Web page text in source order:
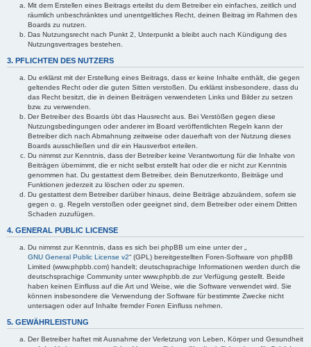
Mit dem Erstellen eines Beitrags erteilst du dem Betreiber ein einfaches, zeitlich und
räumlich unbeschränktes und unentgeltliches Recht, deinen Beitrag im Rahmen des
Boards zu nutzen.
Das Nutzungsrecht nach Punkt 2, Unterpunkt a bleibt auch nach Kündigung des
Nutzungsvertrages bestehen.
3. PFLICHTEN DES NUTZERS
Du erklärst mit der Erstellung eines Beitrags, dass er keine Inhalte enthält, die gegen
geltendes Recht oder die guten Sitten verstoßen. Du erklärst insbesondere, dass du
das Recht besitzt, die in deinen Beiträgen verwendeten Links und Bilder zu setzen
bzw. zu verwenden.
Der Betreiber des Boards übt das Hausrecht aus. Bei Verstößen gegen diese
Nutzungsbedingungen oder anderer im Board veröffentlichten Regeln kann der
Betreiber dich nach Abmahnung zeitweise oder dauerhaft von der Nutzung dieses
Boards ausschließen und dir ein Hausverbot erteilen.
Du nimmst zur Kenntnis, dass der Betreiber keine Verantwortung für die Inhalte von
Beiträgen übernimmt, die er nicht selbst erstellt hat oder die er nicht zur Kenntnis
genommen hat. Du gestattest dem Betreiber, dein Benutzerkonto, Beiträge und
Funktionen jederzeit zu löschen oder zu sperren.
Du gestattest dem Betreiber darüber hinaus, deine Beiträge abzuändern, sofern sie
gegen o. g. Regeln verstoßen oder geeignet sind, dem Betreiber oder einem Dritten
Schaden zuzufügen.
4. GENERAL PUBLIC LICENSE
Du nimmst zur Kenntnis, dass es sich bei phpBB um eine unter der „
GNU General Public License v2“ (GPL) bereitgestellten Foren-Software von phpBB
Limited (www.phpbb.com) handelt; deutschsprachige Informationen werden durch die
deutschsprachige Community unter www.phpbb.de zur Verfügung gestellt. Beide
haben keinen Einfluss auf die Art und Weise, wie die Software verwendet wird. Sie
können insbesondere die Verwendung der Software für bestimmte Zwecke nicht
untersagen oder auf Inhalte fremder Foren Einfluss nehmen.
5. GEWÄHRLEISTUNG
Der Betreiber haftet mit Ausnahme der Verletzung von Leben, Körper und Gesundheit